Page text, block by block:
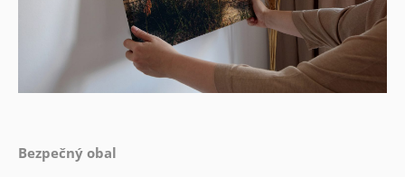
Bezpečný obal